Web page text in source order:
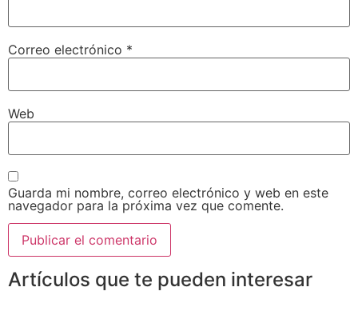
Correo electrónico *
Web
Guarda mi nombre, correo electrónico y web en este
navegador para la próxima vez que comente.
Artículos que te pueden interesar